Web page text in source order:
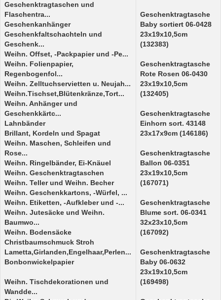
Geschenktragtaschen und
Flaschentra...
Geschenkanhänger
Geschenkfaltschachteln und
Geschenk...
Weihn. Offset, -Packpapier und -Pe...
Weihn. Folienpapier,
Regenbogenfol...
Weihn. Zelltuchservietten u. Neujah...
Weihn.Tischset,Blütenkränze,Tort...
Weihn. Anhänger und
Geschenkkärtc...
Lahnbänder
Brillant, Kordeln und Spagat
Weihn. Maschen, Schleifen und
Rose...
Weihn. Ringelbänder, Ei-Knäuel
Weihn. Geschenktragtaschen
Weihn. Teller und Weihn. Becher
Weihn. Geschenkkartons, -Würfel, ...
Weihn. Etiketten, -Aufkleber und -...
Weihn. Jutesäcke und Weihn.
Baumwo...
Weihn. Bodensäcke
Christbaumschmuck Stroh
Lametta,Girlanden,Engelhaar,Perlen...
Bonbonwickelpapier
Weihn. Tischdekorationen und
Wandde...
Geschenktragtasche
Baby sortiert 06-0428
23x19x10,5cm
(132383)
Geschenktragtasche
Rote Rosen 06-0430
23x19x10,5cm
(132405)
Geschenktragtasche
Einhorn sort. 43148
23x17x9cm (146186)
Geschenktragtasche
Ballon 06-0351
23x19x10,5cm
(167071)
Geschenktragtasche
Blume sort. 06-0341
32x23x10,5cm
(167092)
Geschenktragtasche
Baby 06-0632
23x19x10,5cm
(169498)